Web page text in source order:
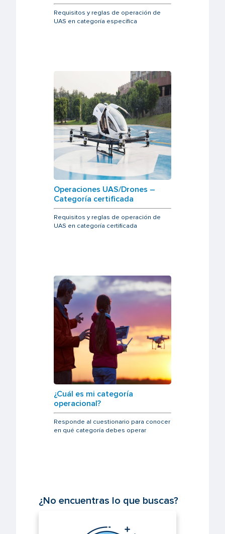
Requisitos y reglas de operación de
UAS en categoría específica
Operaciones UAS/Drones –
Categoría certificada
Requisitos y reglas de operación de
UAS en categoría certificada
¿Cuál es mi categoría
operacional?
Responde al cuestionario para conocer
en qué categoría debes operar
¿No encuentras lo que buscas?